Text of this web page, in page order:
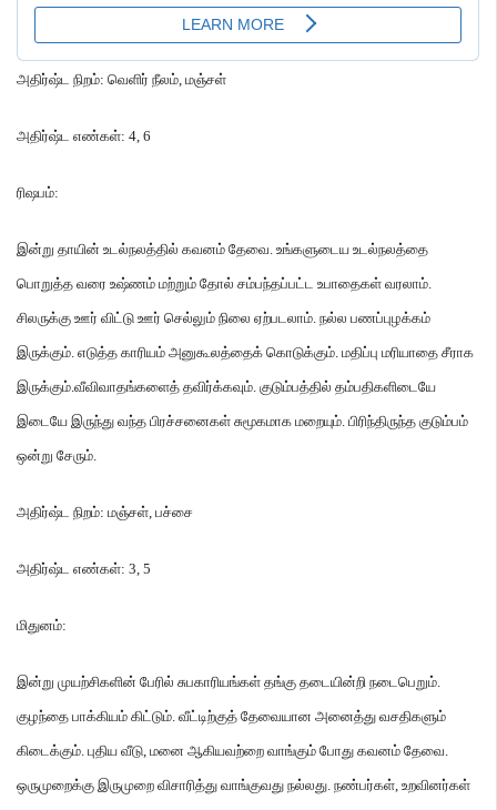
அதிர்ஷ்ட நிறம்: வெளிர் நீலம், மஞ்சள்
அதிர்ஷ்ட எண்கள்: 4, 6
ரிஷபம்:
இன்று தாயின் உடல்நலத்தில் கவனம் தேவை. உங்களுடைய உடல்நலத்தை
பொறுத்த வரை உஷ்ணம் மற்றும் தோல் சம்பந்தப்பட்ட உபாதைகள் வரலாம்.
சிலருக்கு ஊர் விட்டு ஊர் செல்லும் நிலை ஏற்படலாம். நல்ல பணப்புழக்கம்
இருக்கும். எடுத்த காரியம் அனுகூலத்தைக் கொடுக்கும். மதிப்பு மரியாதை சீராக
இருக்கும்.வீவிவாதங்களைத் தவிர்க்கவும். குடும்பத்தில் தம்பதிகளிடையே
இடையே இருந்து வந்த பிரச்சனைகள் சுமூகமாக மறையும். பிரிந்திருந்த குடும்பம்
ஒன்று சேரும்.
அதிர்ஷ்ட நிறம்: மஞ்சள், பச்சை
அதிர்ஷ்ட எண்கள்: 3, 5
மிதுனம்:
இன்று முயற்சிகளின் பேரில் சுபகாரியங்கள் தங்கு தடையின்றி நடைபெறும்.
குழந்தை பாக்கியம் கிட்டும். வீட்டிற்குத் தேவையான அனைத்து வசதிகளும்
கிடைக்கும். புதிய வீடு, மனை ஆகியவற்றை வாங்கும் போது கவனம் தேவை.
ஒருமுறைக்கு இருமுறை விசாரித்து வாங்குவது நல்லது. நண்பர்கள், உறவினர்கள்